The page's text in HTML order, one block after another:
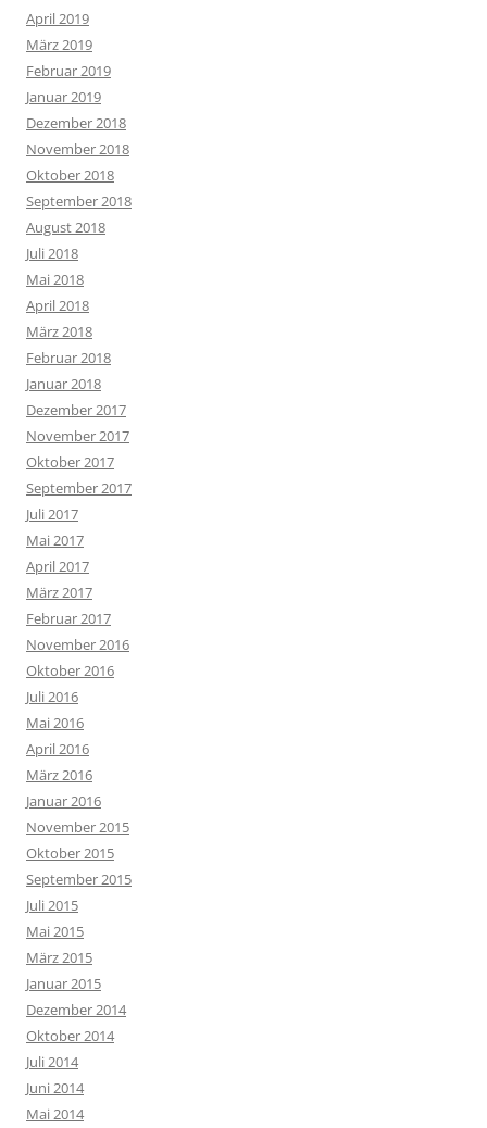
April 2019
März 2019
Februar 2019
Januar 2019
Dezember 2018
November 2018
Oktober 2018
September 2018
August 2018
Juli 2018
Mai 2018
April 2018
März 2018
Februar 2018
Januar 2018
Dezember 2017
November 2017
Oktober 2017
September 2017
Juli 2017
Mai 2017
April 2017
März 2017
Februar 2017
November 2016
Oktober 2016
Juli 2016
Mai 2016
April 2016
März 2016
Januar 2016
November 2015
Oktober 2015
September 2015
Juli 2015
Mai 2015
März 2015
Januar 2015
Dezember 2014
Oktober 2014
Juli 2014
Juni 2014
Mai 2014